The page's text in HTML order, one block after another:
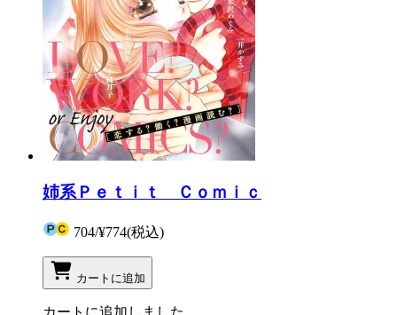
姉系Ｐｅｔｉｔ Ｃｏｍｉｃ
704/¥774(税込)
カートに追加
カートに追加しました